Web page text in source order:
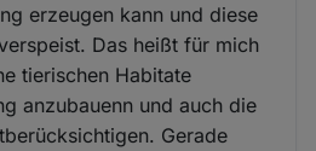
erzeugen kann und diese
Das heißt für mich
tierischen Habitate
anzubauenn und auch die
Gerade